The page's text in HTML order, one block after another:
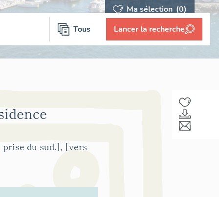
Ma sélection (0)
Tous
Lancer la recherche
prise du sud.], [vers